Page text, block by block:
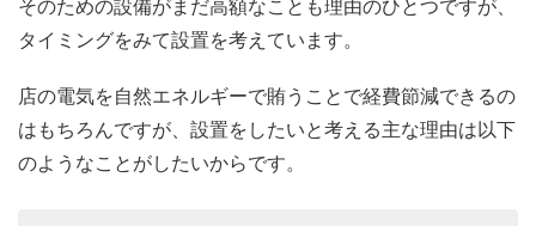
そのための設備がまだ高額なことも理由のひとつですが、
タイミングをみて設置を考えています。
店の電気を自然エネルギーで賄うことで経費節減できるの
はもちろんですが、設置をしたいと考える主な理由は以下
のようなことがしたいからです。